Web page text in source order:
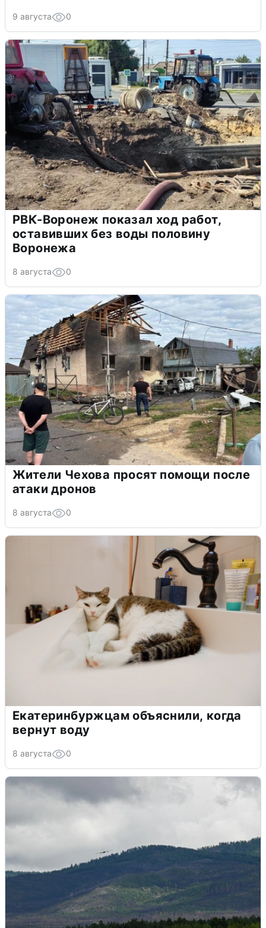
9 августа 0
РВК-Воронеж показал ход работ,
оставивших без воды половину
Воронежа
8 августа 0
Жители Чехова просят помощи после
атаки дронов
8 августа 0
Екатеринбуржцам объяснили, когда
вернут воду
8 августа 0